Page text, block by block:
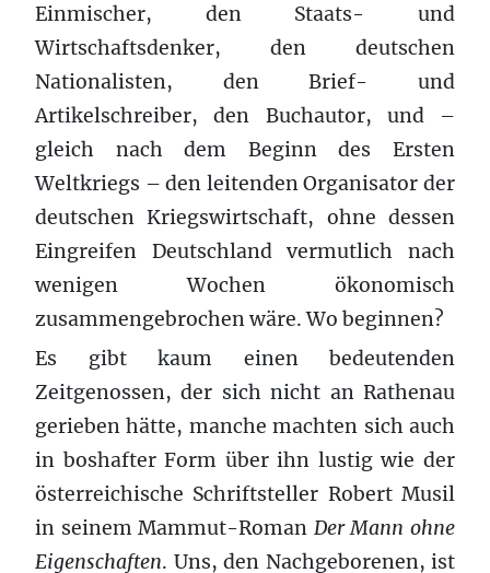
Einmischer, den Staats- und
Wirtschaftsdenker, den deutschen
Nationalisten, den Brief- und
Artikelschreiber, den Buchautor, und –
gleich nach dem Beginn des Ersten
Weltkriegs – den leitenden Organisator der
deutschen Kriegswirtschaft, ohne dessen
Eingreifen Deutschland vermutlich nach
wenigen Wochen ökonomisch
zusammengebrochen wäre. Wo beginnen?
Es gibt kaum einen bedeutenden
Zeitgenossen, der sich nicht an Rathenau
gerieben hätte, manche machten sich auch
in boshafter Form über ihn lustig wie der
österreichische Schriftsteller Robert Musil
in seinem Mammut-Roman Der Mann ohne
Eigenschaften. Uns, den Nachgeborenen, ist